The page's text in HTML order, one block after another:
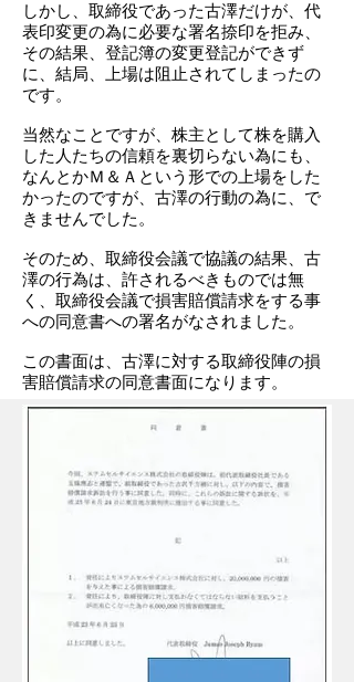
しかし、取締役であった古澤だけが、代
表印変更の為に必要な署名捺印を拒み、
その結果、登記簿の変更登記ができず
に、結局、上場は阻止されてしまったの
です。
当然なことですが、株主として株を購入
した人たちの信頼を裏切らない為にも、
なんとかＭ＆Ａという形での上場をした
かったのですが、古澤の行動の為に、で
きませんでした。
そのため、取締役会議で協議の結果、古
澤の行為は、許されるべきものでは無
く、取締役会議で損害賠償請求をする事
への同意書への署名がなされました。
この書面は、古澤に対する取締役陣の損
害賠償請求の同意書面になります。